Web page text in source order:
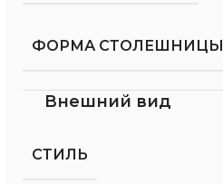
ФОРМА СТОЛЕШНИЦЫ
Внешний вид
СТИЛЬ